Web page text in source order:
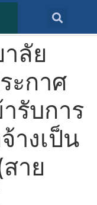
ลัย
ะกาศ
รับการ
างเป็น
าย